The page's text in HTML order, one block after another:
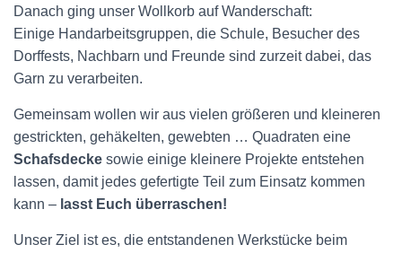
Danach ging unser Wollkorb auf Wanderschaft:
Einige Handarbeitsgruppen, die Schule, Besucher des
Dorffests, Nachbarn und Freunde sind zurzeit dabei, das
Garn zu verarbeiten.
Gemeinsam wollen wir aus vielen größeren und kleineren
gestrickten, gehäkelten, gewebten … Quadraten eine
Schafsdecke sowie einige kleinere Projekte entstehen
lassen, damit jedes gefertigte Teil zum Einsatz kommen
kann – lasst Euch überraschen!
Unser Ziel ist es, die entstandenen Werkstücke beim